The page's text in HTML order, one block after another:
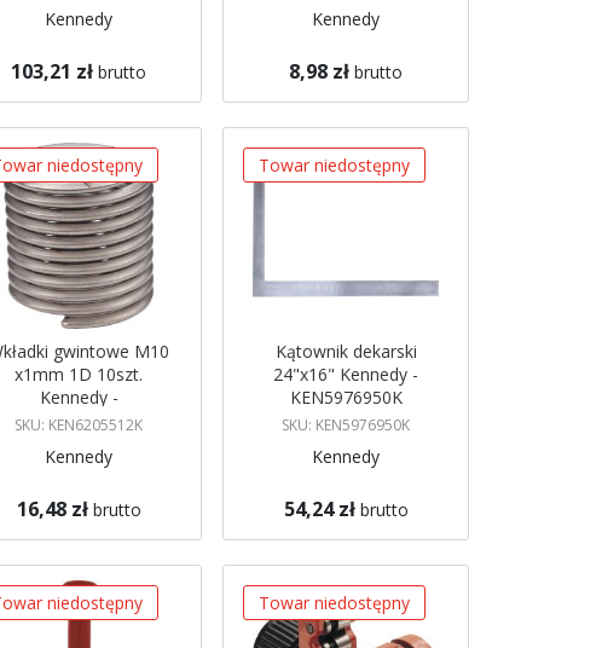
Kennedy
103,21 zł brutto
w magazynie
mnie
Kennedy
8,98 zł brutto
Brak w magazynie
Powiadom mnie
niedostępny
gwintowe M10
x1mm 1D 10szt.
Kennedy -
KEN6205512K
SKU: KEN6205512K
Kennedy
16,48 zł brutto
w magazynie
mnie
Towar niedostępny
Kątownik dekarski
24"x16" Kennedy -
KEN5976950K
SKU: KEN5976950K
Kennedy
54,24 zł brutto
Brak w magazynie
Powiadom mnie
niedostępny Towar niedostępny